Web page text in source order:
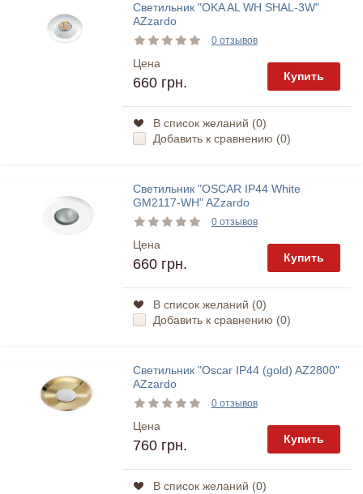
Светильник "OKA AL WH SHAL-3W"
AZzardo
0 отзывов
Цена
660 грн. Купить
В список желаний (0)
Добавить к сравнению (0)
Светильник "OSCAR IP44 White
GM2117-WH" AZzardo
0 отзывов
Цена
660 грн. Купить
В список желаний (0)
Добавить к сравнению (0)
Светильник "Oscar IP44 (gold) AZ2800"
AZzardo
0 отзывов
Цена
760 грн. Купить
В список желаний (0)